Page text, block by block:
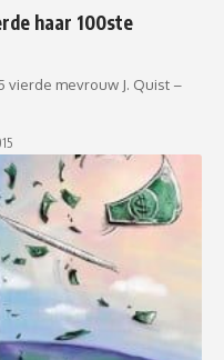
haar 100ste
vierde mevrouw J. Quist –